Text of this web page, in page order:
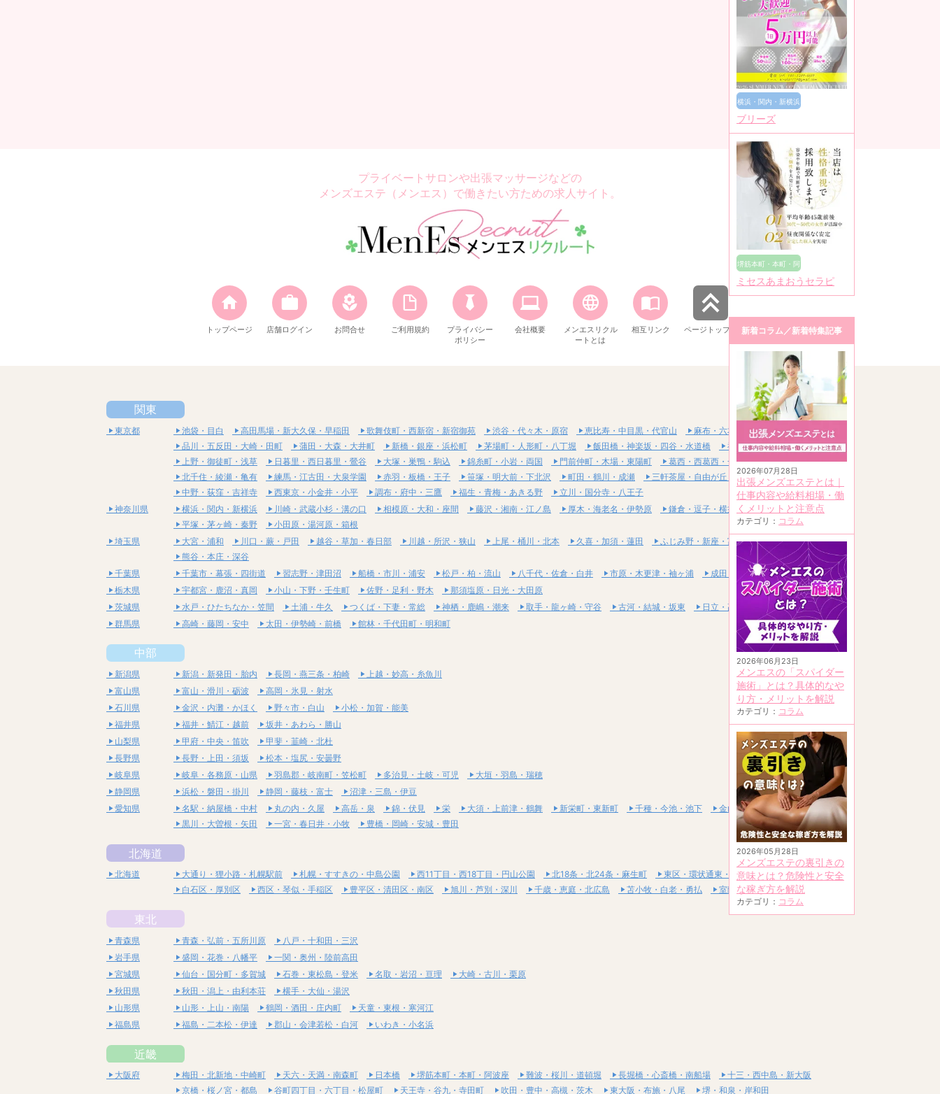
横浜・関内・新横浜
ブリーズ
堺筋本町・本町・阿
波座
ミセスあまおうセラピ
新着コラム／新着特集記事
2026年07月28日
出張メンズエステとは｜
仕事内容や給料相場・働
くメリットと注意点
カテゴリ： コラム
2026年06月23日
メンエスの「スパイダー
施術」とは？具体的なや
り方・メリットを解説
カテゴリ： コラム
2026年05月28日
メンズエステの裏引きの
意味とは？危険性と安全
な稼ぎ方を解説
カテゴリ： コラム
プライベートサロンや出張マッサージなどの
メンズエステ（メンエス）で働きたい方ための求人サイト。
トップページ 店舗ログイン お問合せ ご利用規約
プライバシー
ポリシー
会社概要
メンエスリクル
ートとは
相互リンク ページトップへ
関東
東京都 池袋・目白 高田馬場・新大久保・早稲田 歌舞伎町・西新宿・新宿御苑 渋谷・代々木・原宿 恵比寿・中目黒・代官山
麻布・六本木・赤坂
品川・五反田・大崎・田町
蒲田・大森・大井町 新橋・銀座・浜松町 茅場町・人形町・八丁堀 飯田橋・神楽坂・四谷・水道橋
神田・秋葉原・浅草橋
上野・御徒町・浅草
日暮里・西日暮里・鶯谷 大塚・巣鴨・駒込 錦糸町・小岩・両国 門前仲町・木場・東陽町
葛西・西葛西・一之江
北千住・綾瀬・亀有
練馬・江古田・大泉学園 赤羽・板橋・王子 笹塚・明大前・下北沢 町田・鶴川・成瀬
三軒茶屋・自由が丘・二子玉川
中野・荻窪・吉祥寺
西東京・小金井・小平 調布・府中・三鷹 福生・青梅・あきる野
立川・国分寺・八王子
神奈川県
横浜・関内・新横浜 川崎・武蔵小杉・溝の口 相模原・大和・座間 藤沢・湘南・江ノ島 厚木・海老名・伊勢原
鎌倉・逗子・横須賀
平塚・茅ヶ崎・秦野
小田原・湯河原・箱根
埼玉県
大宮・浦和 川口・蕨・戸田 越谷・草加・春日部 川越・所沢・狭山 上尾・桶川・北本 久喜・加須・蓮田
ふじみ野・新座・富士見
熊谷・本庄・深谷
千葉県
千葉市・幕張・四街道 習志野・津田沼 船橋・市川・浦安 松戸・柏・流山 八千代・佐倉・白井 市原・木更津・袖ヶ浦
成田・富里・印西
栃木県
宇都宮・鹿沼・真岡 小山・下野・壬生町 佐野・足利・野木
那須塩原・日光・大田原
茨城県
水戸・ひたちなか・笠間 土浦・牛久 つくば・下妻・常総 神栖・鹿嶋・潮来 取手・龍ヶ崎・守谷 古河・結城・坂東
日立・高萩・常陸太田
群馬県
高崎・藤岡・安中 太田・伊勢崎・前橋 館林・千代田町・明和町
中部
新潟県 新潟・新発田・胎内 長岡・燕三条・柏崎
上越・妙高・糸魚川
富山県
富山・滑川・砺波
高岡・氷見・射水
石川県
金沢・内灘・かほく 野々市・白山
小松・加賀・能美
福井県
福井・鯖江・越前
坂井・あわら・勝山
山梨県
甲府・中央・笛吹
甲斐・韮崎・北杜
長野県
長野・上田・須坂
松本・塩尻・安曇野
岐阜県
岐阜・各務原・山県 羽島郡・岐南町・笠松町 多治見・土岐・可児
大垣・羽島・瑞穂
静岡県
浜松・磐田・掛川 静岡・藤枝・富士
沼津・三島・伊豆
愛知県
名駅・納屋橋・中村 丸の内・久屋 高岳・泉 錦・伏見 栄 大須・上前津・鶴舞 新栄町・東新町 千種・今池・池下
金山・熱田
黒川・大曽根・矢田
一宮・春日井・小牧 豊橋・岡崎・安城・豊田
北海道
北海道 大通り・狸小路・札幌駅前 札幌・すすきの・中島公園 西11丁目・西18丁目・円山公園 北18条・北24条・麻生町
東区・環状通東・新道東
白石区・厚別区
西区・琴似・手稲区 豊平区・清田区・南区 旭川・芦別・深川 千歳・恵庭・北広島 苫小牧・白老・勇払 室蘭・登別・伊達
東北
青森県 青森・弘前・五所川原
八戸・十和田・三沢
岩手県
盛岡・花巻・八幡平
一関・奥州・陸前高田
宮城県
仙台・国分町・多賀城 石巻・東松島・登米 名取・岩沼・亘理
大崎・古川・栗原
秋田県
秋田・潟上・由利本荘
横手・大仙・湯沢
山形県
山形・上山・南陽 鶴岡・酒田・庄内町
天童・東根・寒河江
福島県
福島・二本松・伊達 郡山・会津若松・白河 いわき・小名浜
近畿
大阪府 梅田・北新地・中崎町 天六・天満・南森町 日本橋 堺筋本町・本町・阿波座 難波・桜川・道頓堀 長堀橋・心斎橋・南船場
十三・西中島・新大阪
京橋・桜ノ宮・都島
谷町四丁目・六丁目・松屋町 天王寺・谷九・寺田町 吹田・豊中・高槻・茨木 東大阪・布施・八尾 堺・和泉・岸和田